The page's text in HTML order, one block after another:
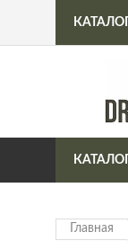
КАТАЛОГ
Главная